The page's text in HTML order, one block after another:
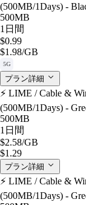
(500MB/1Days) -
500MB
1日間
$0.99
$1.98/GB
5G
プラン詳細
⚡️ LIME / Cable &
(500MB/1Days) -
500MB
1日間
$2.58/GB
$1.29
プラン詳細
⚡️ LIME / Cable &
(500MB/1Days) -